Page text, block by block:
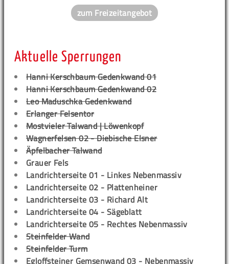
zum Freizeitangebot
Aktuelle Sperrungen
Hanni Kerschbaum Gedenkwand 01
Hanni Kerschbaum Gedenkwand 02
Leo Maduschka Gedenkwand
Erlanger Felsentor
Mostvieler Talwand | Löwenkopf
Wagnerfelsen 02 - Diebische Elsner
Äpfelbacher Talwand
Grauer Fels
Landrichterseite 01 - Linkes Nebenmassiv
Landrichterseite 02 - Plattenheiner
Landrichterseite 03 - Richard Alt
Landrichterseite 04 - Sägeblatt
Landrichterseite 05 - Rechtes Nebenmassiv
Steinfelder Wand
Steinfelder Turm
Egloffsteiner Gemsenwand 03 - Nebenmassiv